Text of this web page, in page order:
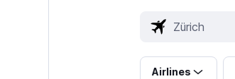
Airlines